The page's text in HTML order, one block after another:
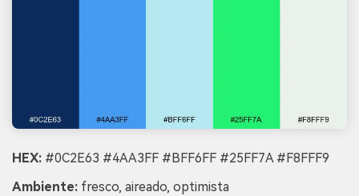
HEX: #0C2E63 #4AA3FF #BFF6FF #25FF7A #F8FFF9
Ambiente: fresco, aireado, optimista